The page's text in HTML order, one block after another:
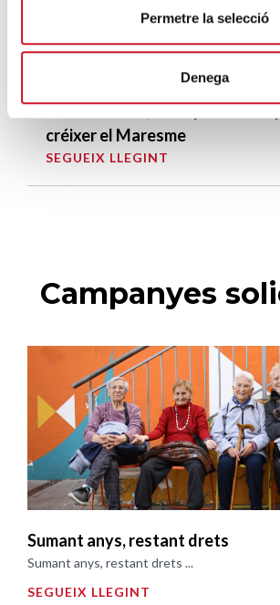
Permetre la selecció
Denega
La campana que canvia vides
El voluntariat, una oportunitat
créixer el Maresme
SEGUEIX LLEGINT
Campanyes
Sumant anys, restant drets
Sumant anys, restant drets ...
SEGUEIX LLEGINT